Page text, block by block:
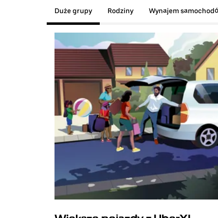
Duże grupy Rodziny Wynajem